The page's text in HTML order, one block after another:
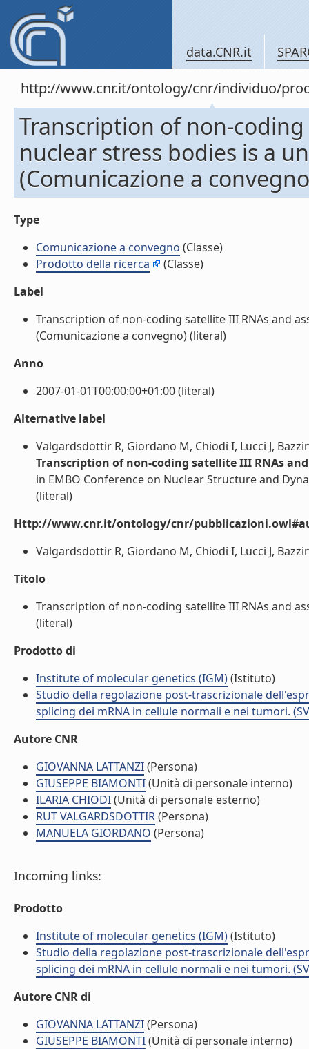
data.CNR.it
http://www.cnr.it/ontology/cnr/individuo/
Transcription of non-
nuclear stress bodies is a
(Comunicazione a
Type
Comunicazione a convegno (Classe)
Prodotto della ricerca
(Classe)
Label
Transcription of non-coding satellite III RNAs and
(Comunicazione a convegno) (literal)
Anno
2007-01-01T00:00:00+01:00 (literal)
Alternative label
Valgardsdottir R, Giordano M, Chiodi I, Lucci J,
Transcription of non-coding satellite III RNAs
in EMBO Conference on Nuclear Structure and
(literal)
Http://www.cnr.it/ontology/cnr/
Valgardsdottir R, Giordano M, Chiodi I, Lucci J,
Titolo
Transcription of non-coding satellite III RNAs and
(literal)
Prodotto di
Institute of molecular genetics (IGM)(Istituto)
Studio della regolazione post-trascrizionale
splicing dei mRNA in cellule normali e nei tumori.
Autore CNR
GIOVANNA LATTANZI(Persona)
GIUSEPPE BIAMONTI(Unità di personale interno)
ILARIA CHIODI(Unità di personale esterno)
RUT VALGARDSDOTTIR(Persona)
MANUELA GIORDANO (Persona)
Incoming links:
Prodotto
Institute of molecular genetics (IGM)(Istituto)
Studio della regolazione post-trascrizionale
splicing dei mRNA in cellule normali e nei tumori.
Autore CNR di
GIOVANNA LATTANZI(Persona)
GIUSEPPE BIAMONTI(Unità di personale interno)